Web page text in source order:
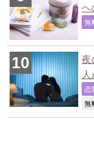
へ
無
夜
恋
無